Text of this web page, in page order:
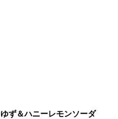
ゆず＆ハニーレモンソーダ